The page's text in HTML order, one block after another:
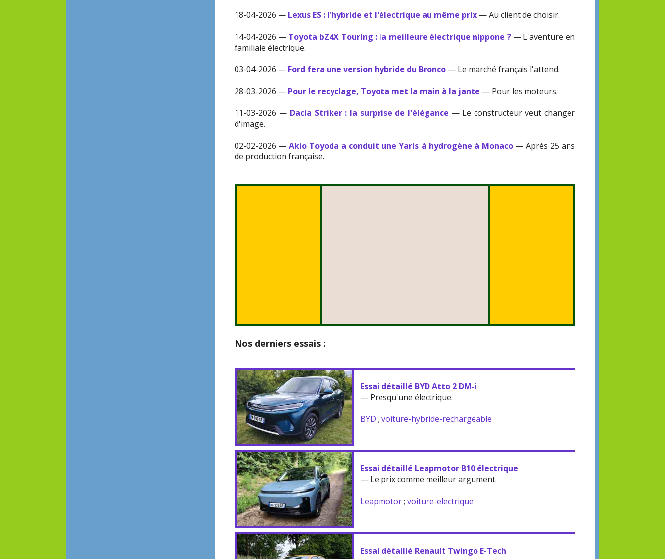
18-04-2026 — Lexus ES : l'hybride et l'électrique au même prix — Au client de choisir.
14-04-2026 — Toyota bZ4X Touring : la meilleure électrique nippone ?— L'aventure en
familiale électrique.
03-04-2026 — Ford fera une version hybride du Bronco — Le marché français l'attend.
28-03-2026 — Pour le recyclage, Toyota met la main à la jante — Pour les moteurs.
11-03-2026 — Dacia Striker : la surprise de l'élégance — Le constructeur veut changer
d'image.
02-02-2026 —Akio Toyoda a conduit une Yaris à hydrogène à Monaco— Après 25 ans
de production française.
Nos derniers essais :
Essai détaillé BYD Atto 2 DM-i
— Presqu'une électrique.
BYD ;voiture-hybride-rechargeable
Essai détaillé Leapmotor B10 électrique
— Le prix comme meilleur argument.
Leapmotor;voiture-electrique
Essai détaillé Renault Twingo E-Tech